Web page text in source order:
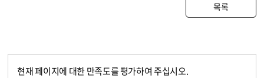
목록
현재 페이지에 대한 만족도를 평가하여 주십시오.